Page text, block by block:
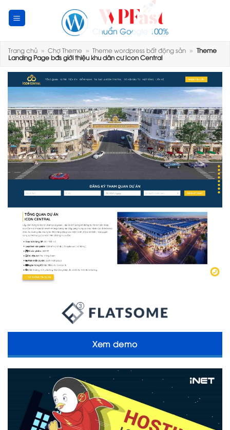
Trang chủ » Chợ Theme » Theme wordpress bất động sản » Theme
Landing Page bđs giới thiệu khu dân cư Icon Central
Xem demo